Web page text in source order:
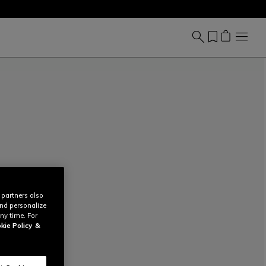
also
personalize
time. For
Policy &